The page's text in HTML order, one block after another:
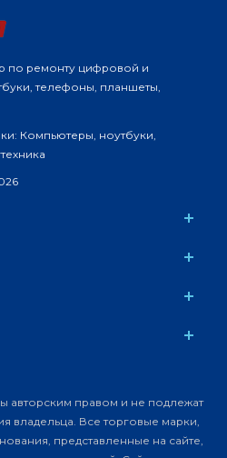
по ремонту цифровой и
телефоны, планшеты,
Компьютеры, ноутбуки,
авторским правом и не подлежат
владельца. Все торговые марки,
представленные на сайте,